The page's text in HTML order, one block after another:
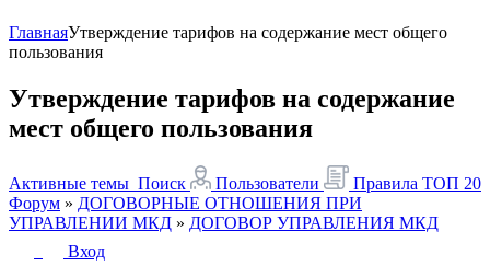
ГлавнаяУтверждение тарифов на содержание мест общего
пользования
Утверждение тарифов на содержание
мест общего пользования
Активные темы Поиск Пользователи Правила ТОП 20
Форум » ДОГОВОРНЫЕ ОТНОШЕНИЯ ПРИ
УПРАВЛЕНИИ МКД » ДОГОВОР УПРАВЛЕНИЯ МКД
Вход